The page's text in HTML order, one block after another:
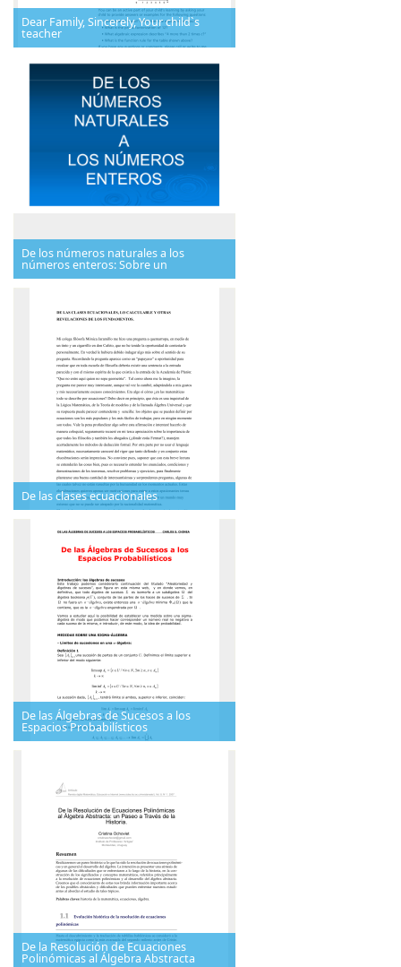
Dear Family, Sincerely, Your child`s
teacher
De los números naturales a los
números enteros: Sobre un
De las clases ecuacionales
De las Álgebras de Sucesos a los
Espacios Probabilísticos
De la Resolución de Ecuaciones
Polinómicas al Álgebra Abstracta